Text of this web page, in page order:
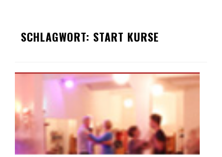
contentSCHLAGWORT: START KURSE